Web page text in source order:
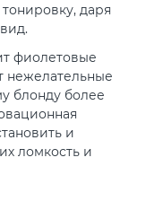
даря
фиолетовые
нежелательные
блонду более
и
ломкость и